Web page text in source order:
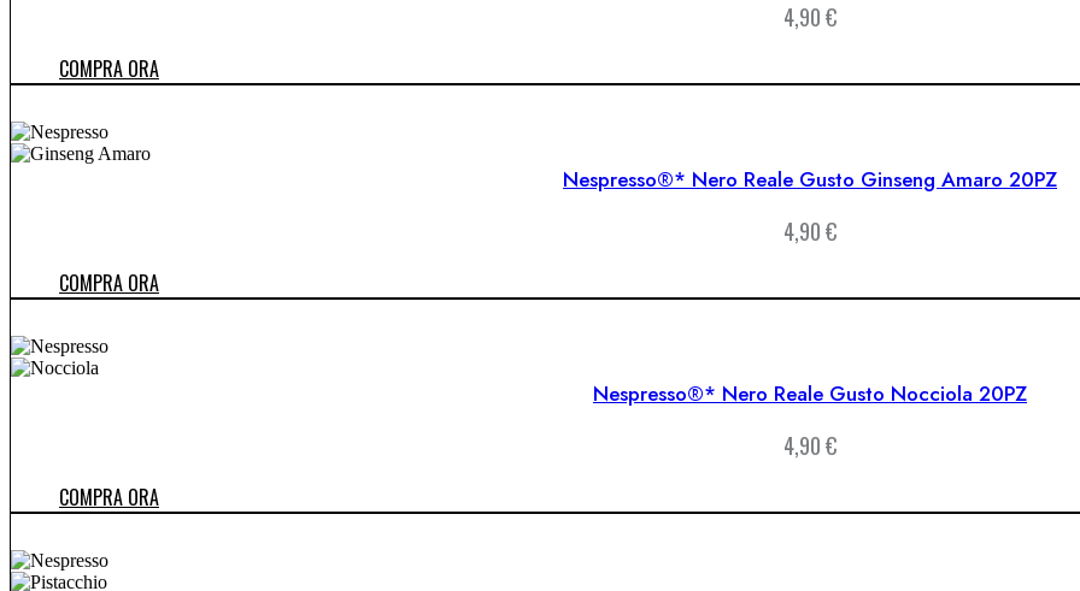
4,90€
COMPRA ORA
Nespresso®* Nero Reale Gusto Ginseng Amaro 20PZ
4,90€
COMPRA ORA
Nespresso®* Nero Reale Gusto Nocciola 20PZ
4,90€
COMPRA ORA